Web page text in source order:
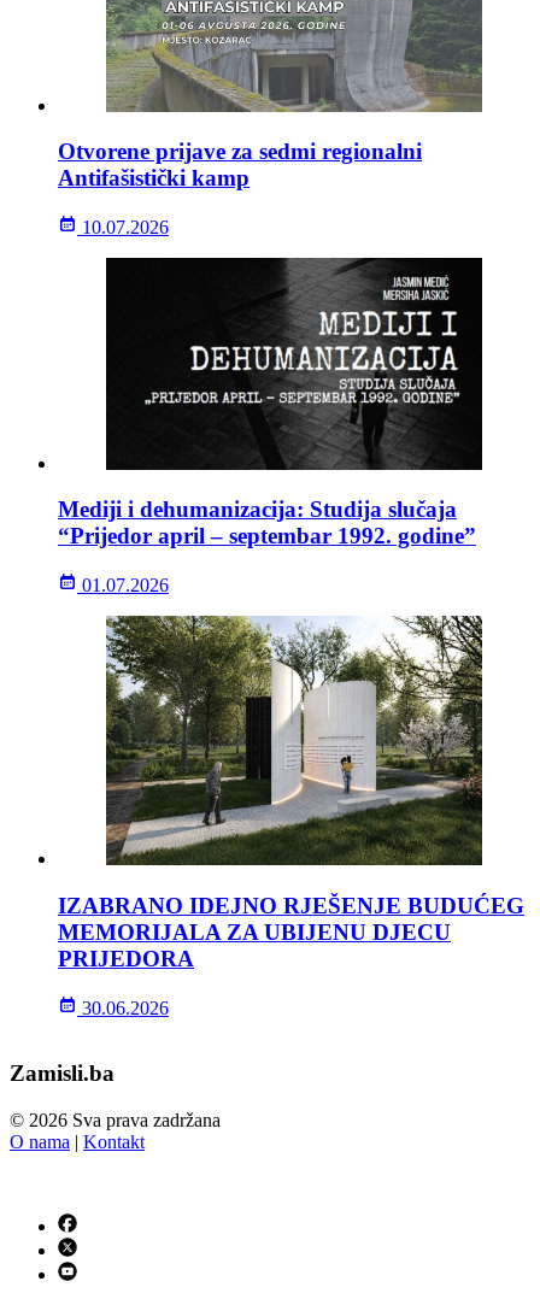
Otvorene prijave za sedmi regionalni
Antifašistički kamp
10.07.2026
Mediji i dehumanizacija: Studija slučaja
“Prijedor april – septembar 1992. godine”
01.07.2026
IZABRANO IDEJNO RJEŠENJE BUDUĆEG
MEMORIJALA ZA UBIJENU DJECU
PRIJEDORA
30.06.2026
Zamisli.ba
© 2026 Sva prava zadržana
O nama | Kontakt